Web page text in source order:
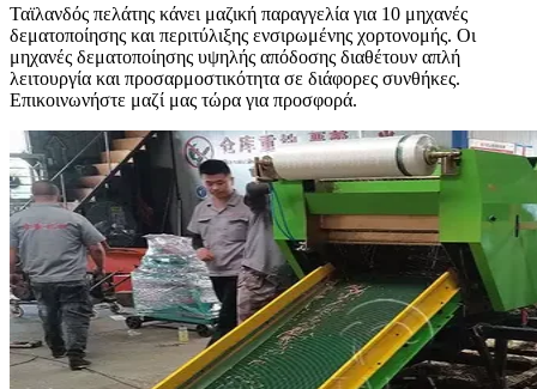
Ταϊλανδός πελάτης κάνει μαζική παραγγελία για 10 μηχανές
δεματοποίησης και περιτύλιξης ενσιρωμένης χορτονομής. Οι
μηχανές δεματοποίησης υψηλής απόδοσης διαθέτουν απλή
λειτουργία και προσαρμοστικότητα σε διάφορες συνθήκες.
Επικοινωνήστε μαζί μας τώρα για προσφορά.